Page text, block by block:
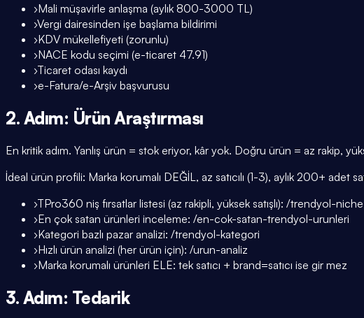
›Mali müşavirle anlaşma (aylık 800-3000 TL)
›Vergi dairesinden işe başlama bildirimi
›KDV mükellefiyeti (zorunlu)
›NACE kodu seçimi (e-ticaret 47.91)
›Ticaret odası kaydı
›e-Fatura/e-Arşiv başvurusu
2. Adım: Ürün Araştırması
En kritik adım. Yanlış ürün = stok eriyor, kâr yok. Doğru ürün = az rakip,
İdeal ürün profili: Marka korumalı DEĞİL, az satıcılı (1-3), aylık 200+
›TPro360 niş fırsatlar listesi (az rakipli, yüksek satışlı): /trendyol-
›En çok satan ürünleri inceleme: /en-cok-satan-trendyol-urunleri
›Kategori bazlı pazar analizi: /trendyol-kategori
›Hızlı ürün analizi (her ürün için): /urun-analiz
›Marka korumalı ürünleri ELE: tek satıcı + brand=satıcı ise gir mez
3. Adım: Tedarik